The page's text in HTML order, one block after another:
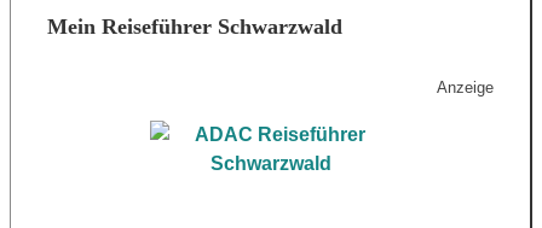
Mein Reiseführer Schwarzwald
Anzeige